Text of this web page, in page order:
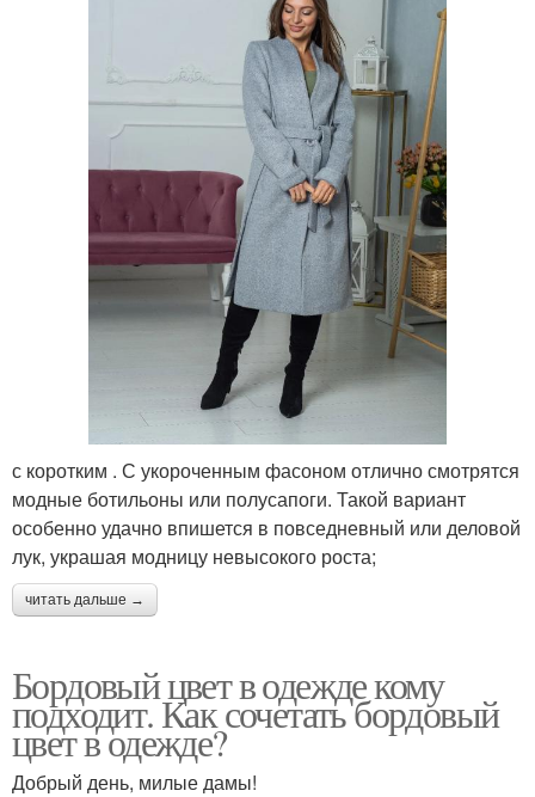
с коротким . С укороченным фасоном отлично смотрятся
модные ботильоны или полусапоги. Такой вариант
особенно удачно впишется в повседневный или деловой
лук, украшая модницу невысокого роста;
читать дальше →
Бордовый цвет в одежде кому
подходит. Как сочетать бордовый
цвет в одежде?
Добрый день, милые дамы!